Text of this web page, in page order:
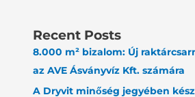
Recent Posts
8.000 m² bizalom: Új
az AVE Ásványvíz Kft. számára
A Dryvit minőség jegyében